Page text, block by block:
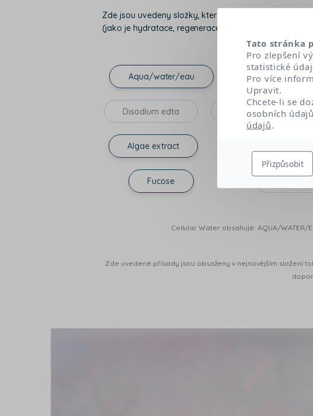
Zde jsou uvedeny složky, které přispívají k
(jako je hydratace, regenerace, doplnění lipidů), a ty,
Aqua/water/eau Glycerin
Disodium edta Propylene glycol
Algae extract
Fucose
Cellular Water obsahuje: AQUA/WATER/
Zde uvedené přísady jsou obsaženy v nejnovějším složení
Tato stránka
Pro zlepšení
statistické
Pro více
Upravit.
Chcete-li se
osobních
údajů.
Přizpůsobit